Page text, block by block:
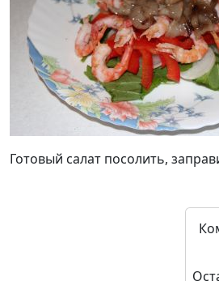
Готовый салат посолить,